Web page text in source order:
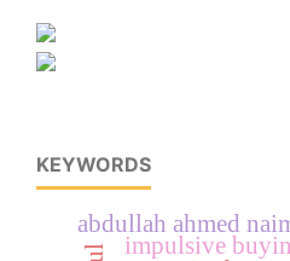
KEYWORDS
impulsive
abdullah ahmed